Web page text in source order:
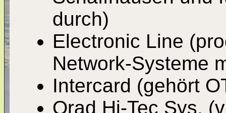
durch)
Electronic Line
Network-Systeme
Intercard (gehört
Orad Hi-Tec Sys.